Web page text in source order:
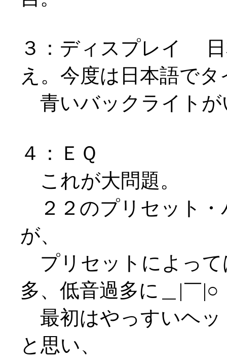
３：ディスプレイ 日
え。今度は日本語で
青いバックライトが
４：ＥＱ
これが大問題。
２２のプリセット・
が、
プリセットによって
多、低音過多に＿|￣|○
最初はやっすいヘッ
と思い、